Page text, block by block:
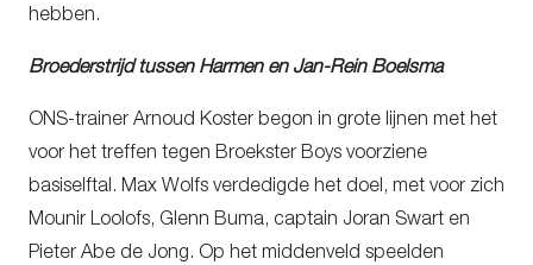
hebben.
Broederstrijd tussen Harmen en Jan-Rein Boelsma
ONS-trainer Arnoud Koster begon in grote lijnen met het
voor het treffen tegen Broekster Boys voorziene
basiselftal. Max Wolfs verdedigde het doel, met voor zich
Mounir Loolofs, Glenn Buma, captain Joran Swart en
Pieter Abe de Jong. Op het middenveld speelden